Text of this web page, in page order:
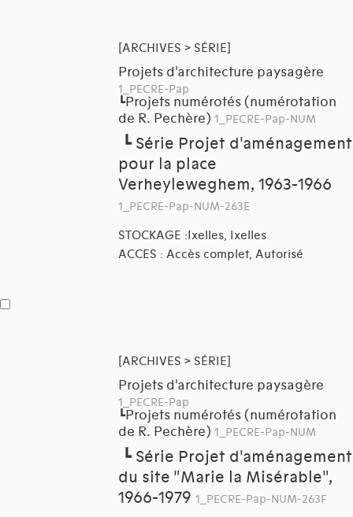
[ARCHIVES > SÉRIE]
Projets d'architecture paysagère
1_PECRE-Pap
┗Projets numérotés (numérotation
de R. Pechère) 1_PECRE-Pap-NUM
┗ Série Projet d'aménagement
pour la place
Verheyleweghem, 1963-1966
1_PECRE-Pap-NUM-263E
STOCKAGE :Ixelles, Ixelles
ACCES : Accès complet, Autorisé
[ARCHIVES > SÉRIE]
Projets d'architecture paysagère
1_PECRE-Pap
┗Projets numérotés (numérotation
de R. Pechère) 1_PECRE-Pap-NUM
┗ Série Projet d'aménagement
du site "Marie la Misérable",
1966-1979 1_PECRE-Pap-NUM-263F